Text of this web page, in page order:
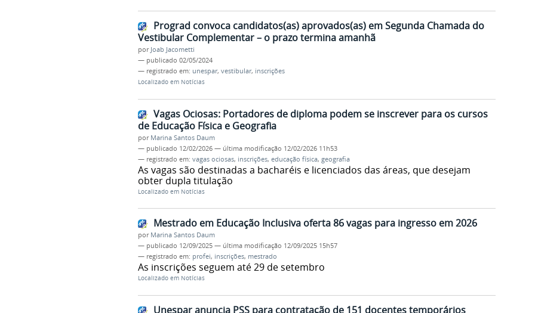
Prograd convoca candidatos(as) aprovados(as) em Segunda Chamada do
Vestibular Complementar – o prazo termina amanhã
por Joab Jacometti
— publicado 02/05/2024
— registrado em: unespar, vestibular, inscrições
Localizado em Notícias
Vagas Ociosas: Portadores de diploma podem se inscrever para os cursos
de Educação Física e Geografia
por Marina Santos Daum
— publicado 12/02/2026 — última modificação 12/02/2026 11h53
— registrado em: vagas ociosas, inscrições, educação física, geografia
As vagas são destinadas a bacharéis e licenciados das áreas, que desejam
obter dupla titulação
Localizado em Notícias
Mestrado em Educação Inclusiva oferta 86 vagas para ingresso em 2026
por Marina Santos Daum
— publicado 12/09/2025 — última modificação 12/09/2025 15h57
— registrado em: profei, inscrições, mestrado
As inscrições seguem até 29 de setembro
Localizado em Notícias
Unespar anuncia PSS para contratação de 151 docentes temporários